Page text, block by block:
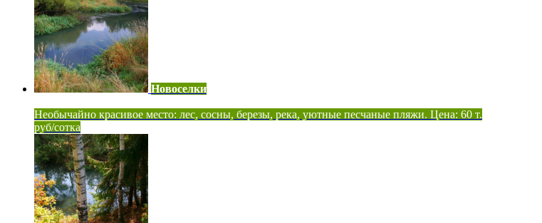
Новоселки
Необычайно красивое место: лес, сосны, березы, река, уютные песчаные пляжи. Цена: 60 т.
руб/сотка